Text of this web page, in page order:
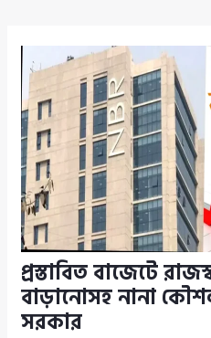
প্রস্তাবিত বাজেটে
বাড়ানোসহ নানা
সরকার